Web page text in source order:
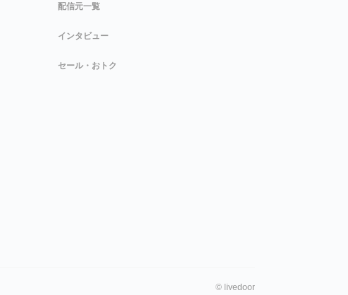
配信元一覧
インタビュー
セール・おトク
© livedoor